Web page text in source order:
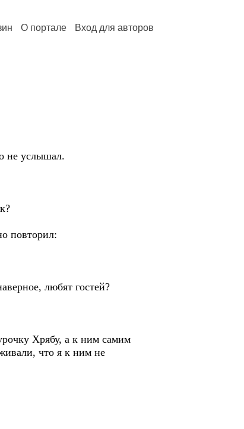
О портале Вход для авторов
не услышал.
повторил:
любят гостей?
Хрябу, а к ним самим
что я к ним не